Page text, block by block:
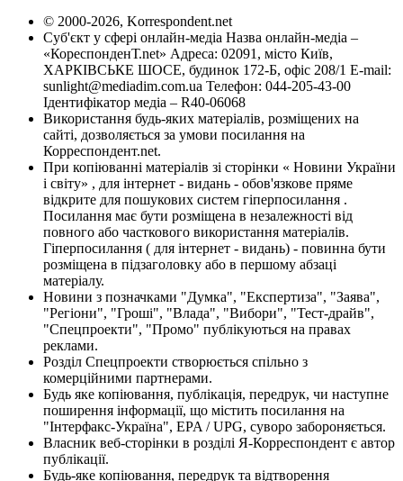
© 2000-2026, Korrespondent.net
Суб'єкт у сфері онлайн-медіа Назва онлайн-медіа –
«КореспонденТ.net» Адреса: 02091, місто Київ,
ХАРКІВСЬКЕ ШОСЕ, будинок 172-Б, офіс 208/1 E-mail:
sunlight@mediadim.com.ua Телефон: 044-205-43-00
Ідентифікатор медіа – R40-06068
Використання будь-яких матеріалів, розміщених на
сайті, дозволяється за умови посилання на
Корреспондент.net.
При копіюванні матеріалів зі сторінки « Новини України
і світу» , для інтернет - видань - обов'язкове пряме
відкрите для пошукових систем гіперпосилання .
Посилання має бути розміщена в незалежності від
повного або часткового використання матеріалів.
Гіперпосилання ( для інтернет - видань) - повинна бути
розміщена в підзаголовку або в першому абзаці
матеріалу.
Новини з позначками "Думка", "Експертиза", "Заява",
"Регіони", "Гроші", "Влада", "Вибори", "Тест-драйв",
"Спецпроекти", "Промо" публікуються на правах
реклами.
Розділ Спецпроекти створюється спільно з
комерційними партнерами.
Будь яке копіювання, публікація, передрук, чи наступне
поширення інформації, що містить посилання на
"Інтерфакс-Україна", EPA / UPG, суворо забороняється.
Власник веб-сторінки в розділі Я-Корреспондент є автор
публікації.
Будь-яке копіювання, передрук та відтворення